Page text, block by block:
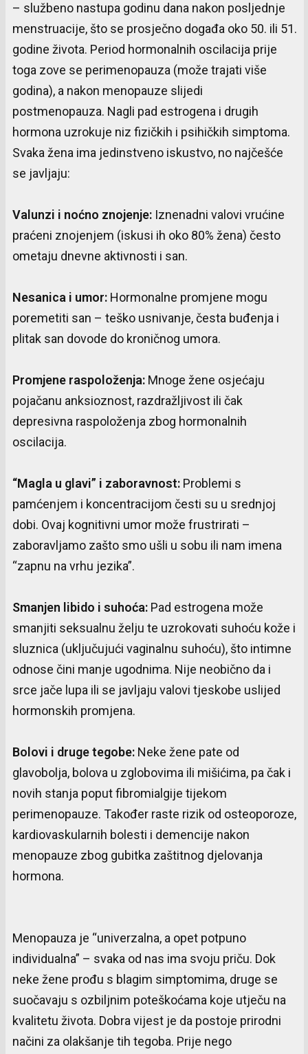
– službeno nastupa godinu dana nakon posljednje
menstruacije, što se prosječno događa oko 50. ili 51.
godine života. Period hormonalnih oscilacija prije
toga zove se perimenopauza (može trajati više
godina), a nakon menopauze slijedi
postmenopauza. Nagli pad estrogena i drugih
hormona uzrokuje niz fizičkih i psihičkih simptoma.
Svaka žena ima jedinstveno iskustvo, no najčešće
se javljaju:
Valunzi i noćno znojenje: Iznenadni valovi vrućine
praćeni znojenjem (iskusi ih oko 80% žena) često
ometaju dnevne aktivnosti i san.
Nesanica i umor: Hormonalne promjene mogu
poremetiti san – teško usnivanje, česta buđenja i
plitak san dovode do kroničnog umora.
Promjene raspoloženja: Mnoge žene osjećaju
pojačanu anksioznost, razdražljivost ili čak
depresivna raspoloženja zbog hormonalnih
oscilacija.
“Magla u glavi” i zaboravnost: Problemi s
pamćenjem i koncentracijom česti su u srednjoj
dobi. Ovaj kognitivni umor može frustrirati –
zaboravljamo zašto smo ušli u sobu ili nam imena
“zapnu na vrhu jezika”.
Smanjen libido i suhoća: Pad estrogena može
smanjiti seksualnu želju te uzrokovati suhoću kože i
sluznica (uključujući vaginalnu suhoću), što intimne
odnose čini manje ugodnima. Nije neobično da i
srce jače lupa ili se javljaju valovi tjeskobe uslijed
hormonskih promjena.
Bolovi i drugetegobe: Neke žene pate od
glavobolja, bolova u zglobovima ili mišićima, pa čak i
novih stanja poput fibromialgije tijekom
perimenopauze. Također raste rizik od osteoporoze,
kardiovaskularnih bolesti i demencije nakon
menopauze zbog gubitka zaštitnog djelovanja
hormona.
Menopauza je “univerzalna, a opet potpuno
individualna” – svaka od nas ima svoju priču. Dok
neke žene prođu s blagim simptomima, druge se
suočavaju s ozbiljnim poteškoćama koje utječu na
kvalitetu života. Dobra vijest je da postoje prirodni
načini za olakšanje tih tegoba. Prije nego